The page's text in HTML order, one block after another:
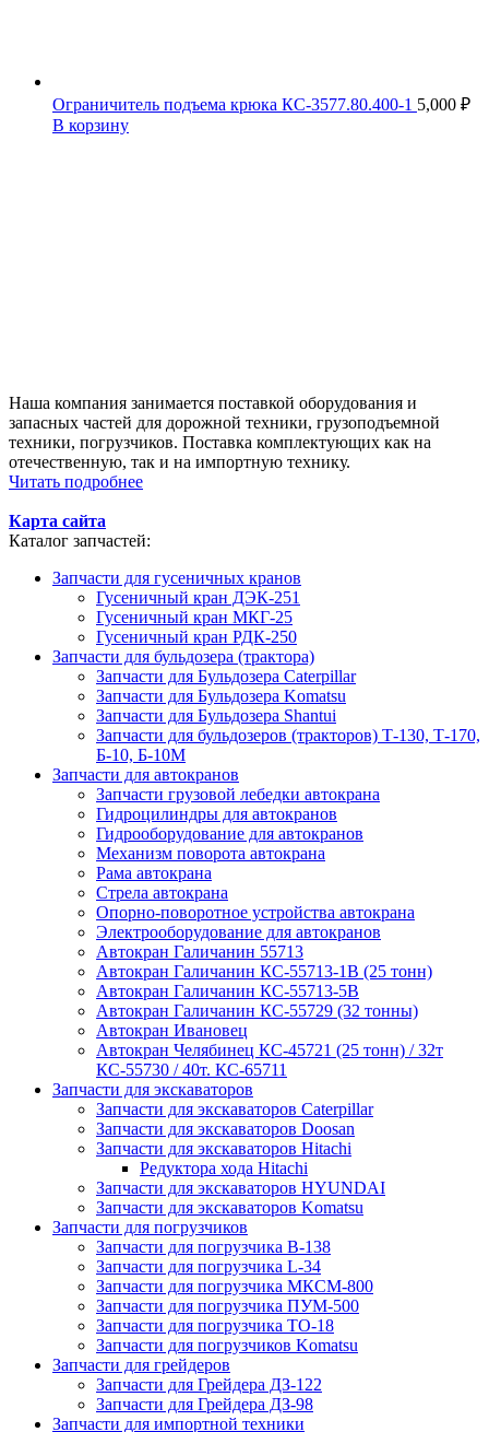
Ограничитель подъема крюка КС-3577.80.400-1 5,000 ₽
В корзину
Наша компания занимается поставкой оборудования и
запасных частей для дорожной техники, грузоподъемной
техники, погрузчиков. Поставка комплектующих как на
отечественную, так и на импортную технику.
Читать подробнее
Карта сайта
Каталог запчастей:
Запчасти для гусеничных кранов
Гусеничный кран ДЭК-251
Гусеничный кран МКГ-25
Гусеничный кран РДК-250
Запчасти для бульдозера (трактора)
Запчасти для Бульдозера Caterpillar
Запчасти для Бульдозера Komatsu
Запчасти для Бульдозера Shantui
Запчасти для бульдозеров (тракторов) Т-130, Т-170,
Б-10, Б-10М
Запчасти для автокранов
Запчасти грузовой лебедки автокрана
Гидроцилиндры для автокранов
Гидрооборудование для автокранов
Механизм поворота автокрана
Рама автокрана
Стрела автокрана
Опорно-поворотное устройства автокрана
Электрооборудование для автокранов
Автокран Галичанин 55713
Автокран Галичанин КС-55713-1В (25 тонн)
Автокран Галичанин КС-55713-5В
Автокран Галичанин КС-55729 (32 тонны)
Автокран Ивановец
Автокран Челябинец КС-45721 (25 тонн) / 32т
КС-55730 / 40т. КС-65711
Запчасти для экскаваторов
Запчасти для экскаваторов Caterpillar
Запчасти для экскаваторов Doosan
Запчасти для экскаваторов Hitachi
Редуктора хода Hitachi
Запчасти для экскаваторов HYUNDAI
Запчасти для экскаваторов Komatsu
Запчасти для погрузчиков
Запчасти для погрузчика B-138
Запчасти для погрузчика L-34
Запчасти для погрузчика МКСМ-800
Запчасти для погрузчика ПУМ-500
Запчасти для погрузчика ТО-18
Запчасти для погрузчиков Komatsu
Запчасти для грейдеров
Запчасти для Грейдера ДЗ-122
Запчасти для Грейдера ДЗ-98
Запчасти для импортной техники